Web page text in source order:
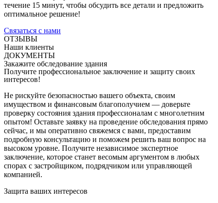
течение 15 минут, чтобы обсудить все детали и предложить
оптимальное решение!
Связаться с нами
ОТЗЫВЫ
Наши клиенты
ДОКУМЕНТЫ
Закажите обследование здания
Получите профессиональное заключение и защиту своих
интересов!
Не рискуйте безопасностью вашего объекта, своим
имуществом и финансовым благополучием — доверьте
проверку состояния здания профессионалам с многолетним
опытом! Оставьте заявку на проведение обследования прямо
сейчас, и мы оперативно свяжемся с вами, предоставим
подробную консультацию и поможем решить ваш вопрос на
высоком уровне. Получите независимое экспертное
заключение, которое станет весомым аргументом в любых
спорах с застройщиком, подрядчиком или управляющей
компанией.
Защита ваших интересов